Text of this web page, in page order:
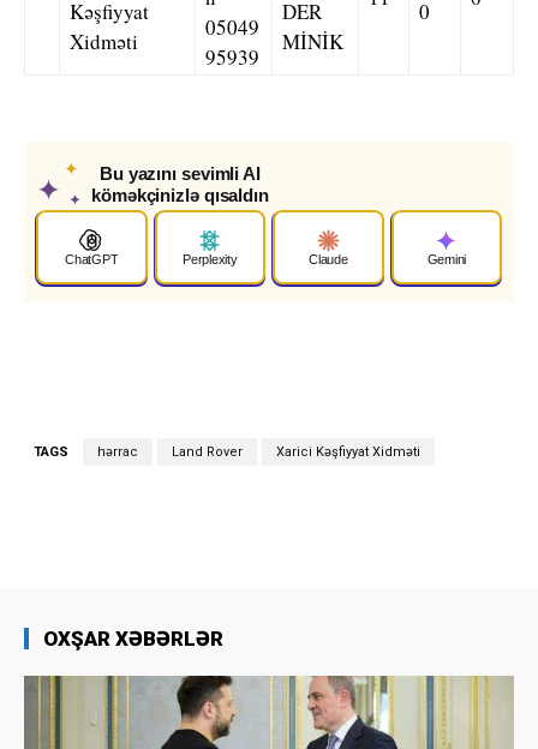
Kəşfiyyat
Xidməti
05049
95939
DER
MİNİK
0
✦
✦
✦
Bu yazını sevimli AI
köməkçinizlə qısaldın
ChatGPT Perplexity Claude Gemini
TAGS hərrac Land Rover Xarici Kəşfiyyat Xidməti
OXŞAR XƏBƏRLƏR